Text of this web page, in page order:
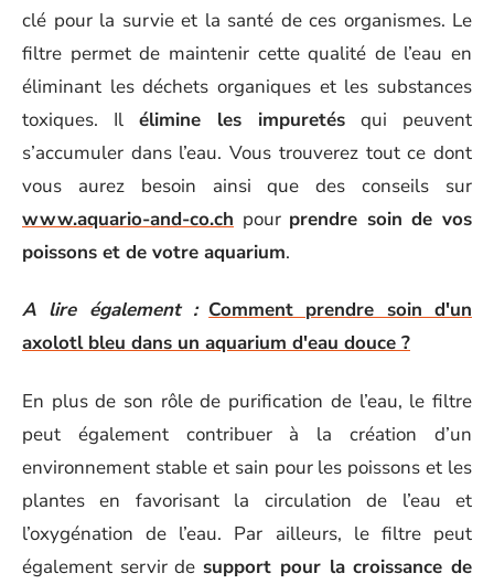
clé pour la survie et la santé de ces organismes. Le
filtre permet de maintenir cette qualité de l’eau en
éliminant les déchets organiques et les substances
toxiques. Il élimine les impuretés qui peuvent
s’accumuler dans l’eau. Vous trouverez tout ce dont
vous aurez besoin ainsi que des conseils sur
www.aquario-and-co.ch pour prendre soin de vos
poissons et de votre aquarium.
A lire également : Comment prendre soin d'un
axolotl bleu dans un aquarium d'eau douce ?
En plus de son rôle de purification de l’eau, le filtre
peut également contribuer à la création d’un
environnement stable et sain pour les poissons et les
plantes en favorisant la circulation de l’eau et
l’oxygénation de l’eau. Par ailleurs, le filtre peut
également servir de support pour la croissance de